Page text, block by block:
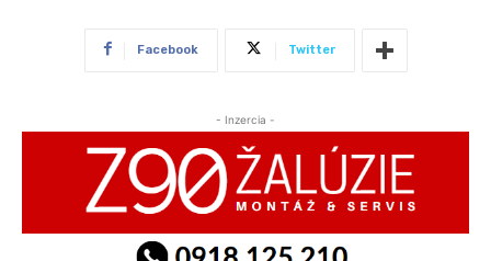
Facebook Twitter
- Inzercia -